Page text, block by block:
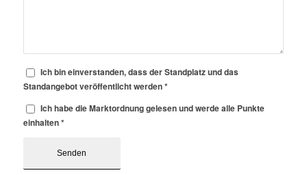
Ich bin einverstanden, dass der Standplatz und das
Standangebot veröffentlicht werden*
Ich habe die Marktordnung gelesen und werde alle Punkte
einhalten*